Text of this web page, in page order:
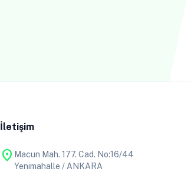
İletişim
location_on Macun Mah. 177. Cad. No:16/44
Yenimahalle / ANKARA